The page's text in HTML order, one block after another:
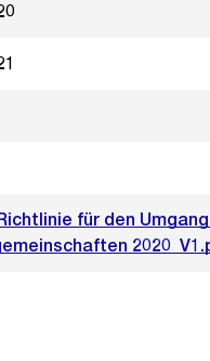
für den